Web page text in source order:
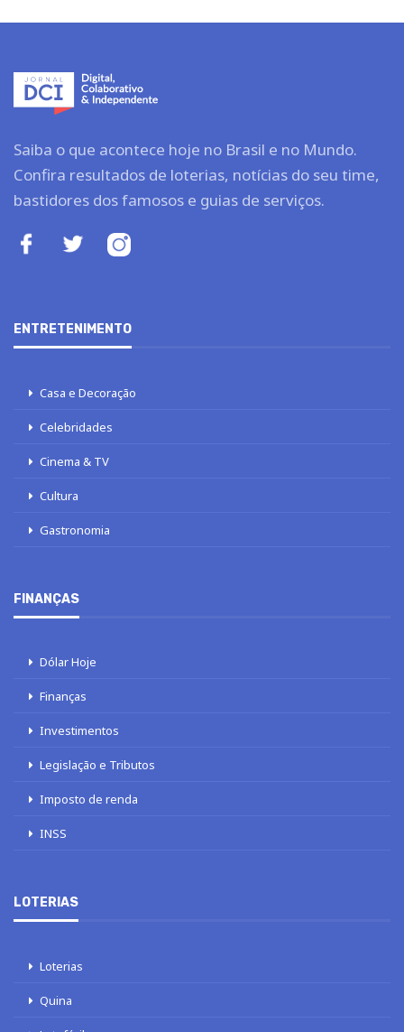
Saiba o que acontece hoje no Brasil e no Mundo.
Confira resultados de loterias, notícias do seu time,
bastidores dos famosos e guias de serviços.
ENTRETENIMENTO
Casa e Decoração
Celebridades
Cinema & TV
Cultura
Gastronomia
FINANÇAS
Dólar Hoje
Finanças
Investimentos
Legislação e Tributos
Imposto de renda
INSS
LOTERIAS
Loterias
Quina